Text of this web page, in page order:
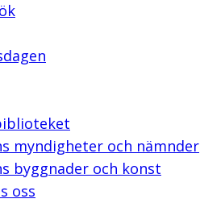
myndigheter och nämnder
byggnader och konst
oss